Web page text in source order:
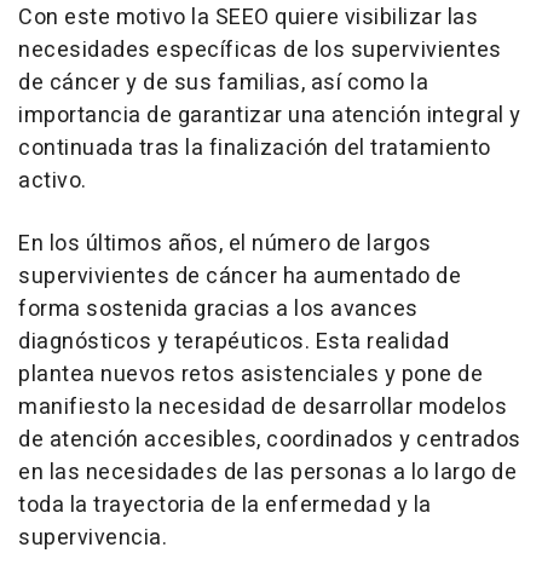
Con este motivo la SEEO quiere visibilizar las
necesidades específicas de los supervivientes
de cáncer y de sus familias, así como la
importancia de garantizar una atención integral y
continuada tras la finalización del tratamiento
activo.
En los últimos años, el número de largos
supervivientes de cáncer ha aumentado de
forma sostenida gracias a los avances
diagnósticos y terapéuticos. Esta realidad
plantea nuevos retos asistenciales y pone de
manifiesto la necesidad de desarrollar modelos
de atención accesibles, coordinados y centrados
en las necesidades de las personas a lo largo de
toda la trayectoria de la enfermedad y la
supervivencia.